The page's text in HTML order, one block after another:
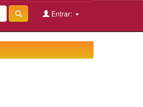
Entrar: